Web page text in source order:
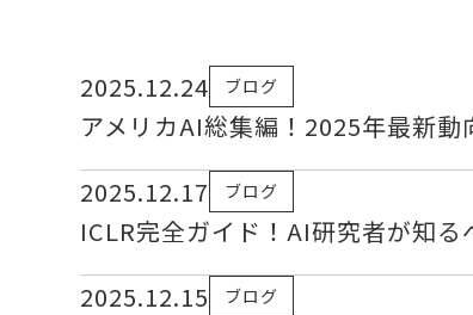
2025.12.24 ブログ
アメリカAI総集編！2025年最新
2025.12.17
ブログ
ICLR完全ガイド！AI研究者が知
2025.12.15
ブログ